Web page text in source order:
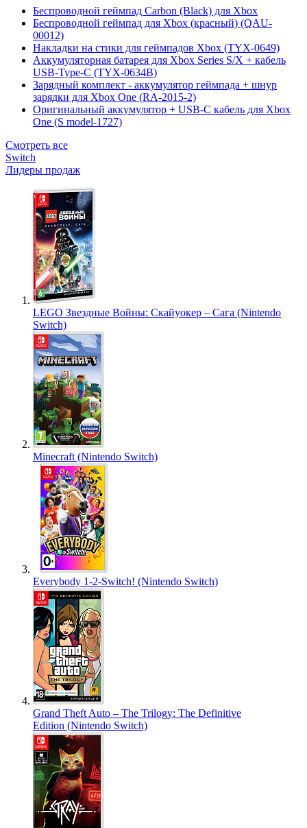
Беспроводной геймпад Carbon (Black) для Xbox
Беспроводной геймпад для Xbox (красный) (QAU-
00012)
Накладки на стики для геймпадов Xbox (TYX-0649)
Аккумуляторная батарея для Xbox Series S/X + кабель
USB-Type-C (TYX-0634B)
Зарядный комплект - аккумулятор геймпада + шнур
зарядки для Xbox One (RA-2015-2)
Оригинальный аккумулятор + USB-C кабель для Xbox
One (S model-1727)
Смотреть все
Switch
Лидеры продаж
LEGO Звездные Войны: Скайуокер – Сага (Nintendo
Switch)
Minecraft (Nintendo Switch)
Everybody 1-2-Switch! (Nintendo Switch)
Grand Theft Auto – The Trilogy: The Definitive
Edition (Nintendo Switch)